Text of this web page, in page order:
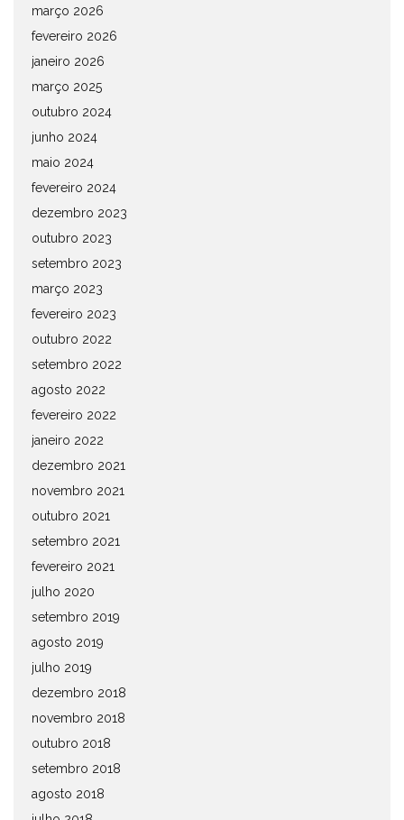
março 2026
fevereiro 2026
janeiro 2026
março 2025
outubro 2024
junho 2024
maio 2024
fevereiro 2024
dezembro 2023
outubro 2023
setembro 2023
março 2023
fevereiro 2023
outubro 2022
setembro 2022
agosto 2022
fevereiro 2022
janeiro 2022
dezembro 2021
novembro 2021
outubro 2021
setembro 2021
fevereiro 2021
julho 2020
setembro 2019
agosto 2019
julho 2019
dezembro 2018
novembro 2018
outubro 2018
setembro 2018
agosto 2018